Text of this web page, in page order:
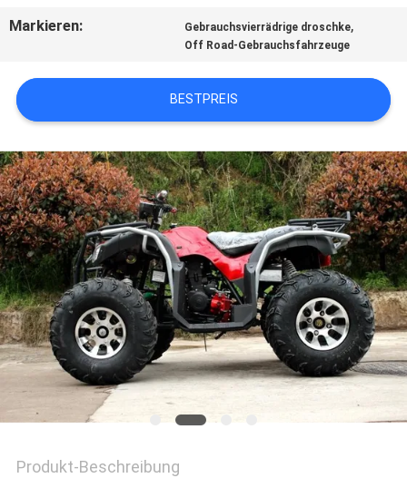
EIN
ZITAT
SITEMAP
DATENSCHUTZRICHTLINIE
Markieren: Gebrauchsvierrädrige droschke,
Off Road-Gebrauchsfahrzeuge
BESTPREIS
Produkt-Beschreibung